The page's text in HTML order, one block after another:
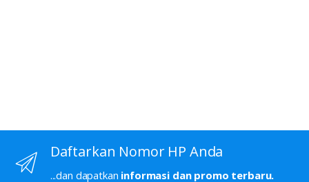
Daftarkan Nomor HP Anda
...dan dapatkan informasi dan promo terbaru.